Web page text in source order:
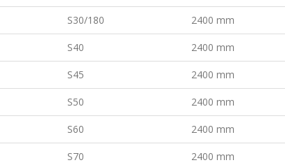
S30/180 2400 mm
S40 2400 mm
S45 2400 mm
S50 2400 mm
S60 2400 mm
S70 2400 mm